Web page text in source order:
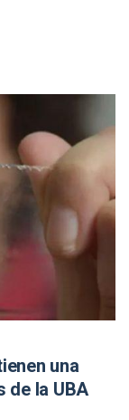
una
la UBA